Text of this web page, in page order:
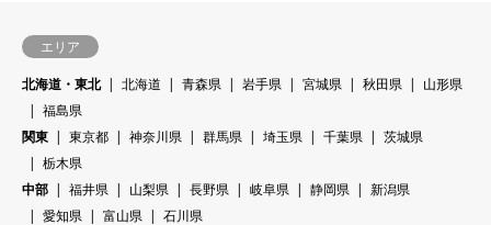
エリア
北海道・東北
北海道 青森県 岩手県 宮城県 秋田県
山形県
福島県
関東
東京都 神奈川県 群馬県 埼玉県 千葉県
茨城県
栃木県
中部
福井県 山梨県 長野県 岐阜県 静岡県
新潟県
愛知県
富山県
石川県